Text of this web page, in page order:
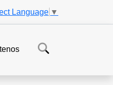
Language ▼